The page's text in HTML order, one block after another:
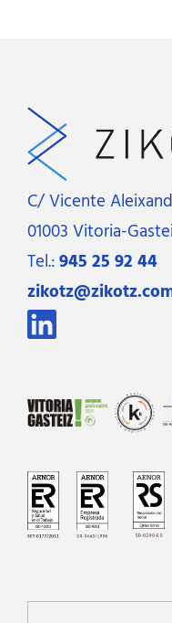
C/ Vicente
01003 Vitoria-
Tel.:945 25 92 44
SR-0240-ES